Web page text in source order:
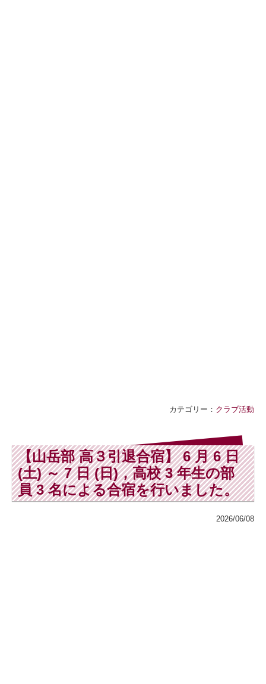
カテゴリー： クラブ活動
【山岳部 高３引退合宿】 6 月 6 日
(土) ～ 7 日 (日)，高校 3 年生の部
員 3 名による合宿を行いました。
2026/06/08